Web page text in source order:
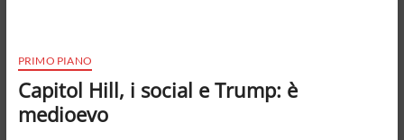
al
Mattarella
PRIMO PIANO
Capitol Hill, i social e Trump: è
medioevo